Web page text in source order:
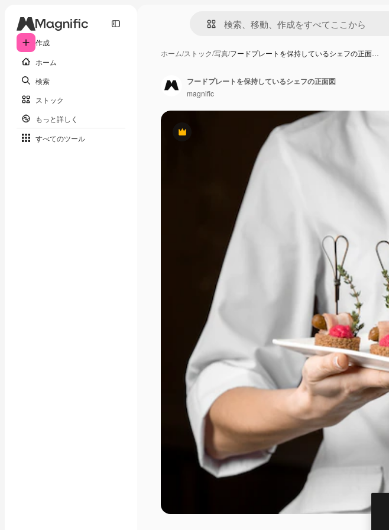
作成
ホーム
検索
ストック
もっと詳しく
すべてのツール
ホーム/ストック/写真/フードプレートを保持しているシェフの正面…
Premium
フードプレートを保持しているシェフの正面図
magnific